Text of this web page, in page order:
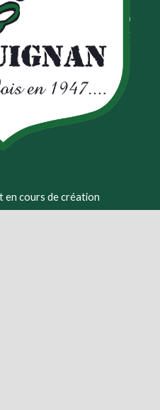
en cours de création